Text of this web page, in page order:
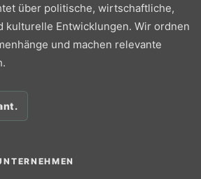
über politische, wirtschaftliche,
kulturelle Entwicklungen. Wir ordnen
und machen relevante